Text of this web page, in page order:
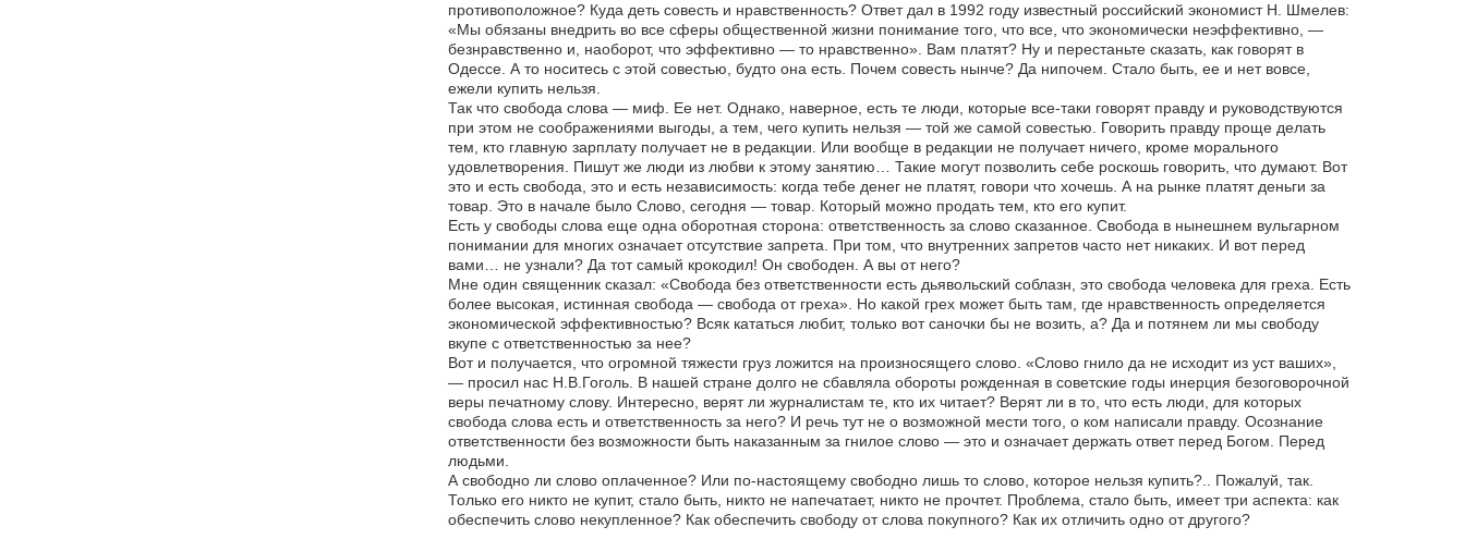
противоположное? Куда деть совесть и нравственность? Ответ дал в 1992 году известный российский экономист Н. Шмелев:
«Мы обязаны внедрить во все сферы общественной жизни понимание того, что все, что экономически неэффективно, —
безнравственно и, наоборот, что эффективно — то нравственно». Вам платят? Ну и перестаньте сказать, как говорят в
Одессе. А то носитесь с этой совестью, будто она есть. Почем совесть нынче? Да нипочем. Стало быть, ее и нет вовсе,
ежели купить нельзя.
Так что свобода слова — миф. Ее нет. Однако, наверное, есть те люди, которые все-таки говорят правду и руководствуются
при этом не соображениями выгоды, а тем, чего купить нельзя — той же самой совестью. Говорить правду проще делать
тем, кто главную зарплату получает не в редакции. Или вообще в редакции не получает ничего, кроме морального
удовлетворения. Пишут же люди из любви к этому занятию… Такие могут позволить себе роскошь говорить, что думают. Вот
это и есть свобода, это и есть независимость: когда тебе денег не платят, говори что хочешь. А на рынке платят деньги за
товар. Это в начале было Слово, сегодня — товар. Который можно продать тем, кто его купит.
Есть у свободы слова еще одна оборотная сторона: ответственность за слово сказанное. Свобода в нынешнем вульгарном
понимании для многих означает отсутствие запрета. При том, что внутренних запретов часто нет никаких. И вот перед
вами… не узнали? Да тот самый крокодил! Он свободен. А вы от него?
Мне один священник сказал: «Свобода без ответственности есть дьявольский соблазн, это свобода человека для греха. Есть
более высокая, истинная свобода — свобода от греха». Но какой грех может быть там, где нравственность определяется
экономической эффективностью? Всяк кататься любит, только вот саночки бы не возить, а? Да и потянем ли мы свободу
вкупе с ответственностью за нее?
Вот и получается, что огромной тяжести груз ложится на произносящего слово. «Слово гнило да не исходит из уст ваших»,
— просил нас Н.В.Гоголь. В нашей стране долго не сбавляла обороты рожденная в советские годы инерция безоговорочной
веры печатному слову. Интересно, верят ли журналистам те, кто их читает? Верят ли в то, что есть люди, для которых
свобода слова есть и ответственность за него? И речь тут не о возможной мести того, о ком написали правду. Осознание
ответственности без возможности быть наказанным за гнилое слово — это и означает держать ответ перед Богом. Перед
людьми.
А свободно ли слово оплаченное? Или по-настоящему свободно лишь то слово, которое нельзя купить?.. Пожалуй, так.
Только его никто не купит, стало быть, никто не напечатает, никто не прочтет. Проблема, стало быть, имеет три аспекта: как
обеспечить слово некупленное? Как обеспечить свободу от слова покупного? Как их отличить одно от другого?